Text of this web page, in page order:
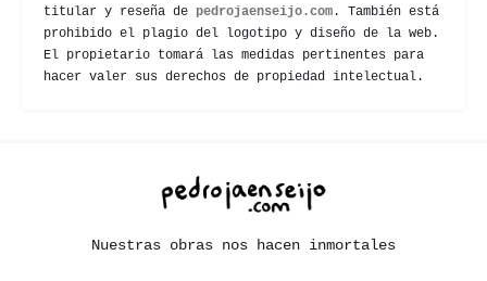
titular y reseña de pedrojaenseijo.com . También está
prohibido el plagio del logotipo y diseño de la web.
El propietario tomará las medidas pertinentes para
hacer valer sus derechos de propiedad intelectual.
Nuestras obras nos hacen inmortales